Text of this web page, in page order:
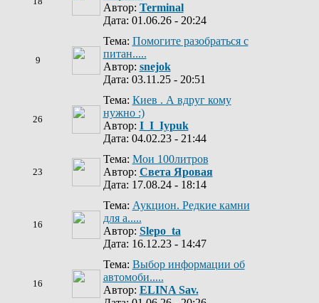
Автор: Terminal
Дата: 01.06.26 - 20:24
9
Тема: Помогите разобраться с
питан.....
Автор: snejok
Дата: 03.11.25 - 20:51
26
Тема: Киев . А вдруг кому
нужно :)
Автор: I_I_Iypuk
Дата: 04.02.23 - 21:44
23
Тема: Мои 100литров
Автор: Света Яровая
Дата: 17.08.24 - 18:14
16
Тема: Аукцион. Редкие камни
для а.....
Автор: Slepo_ta
Дата: 16.12.23 - 14:47
16
Тема: Выбор информации об
автомоби.....
Автор: ELINA Sav.